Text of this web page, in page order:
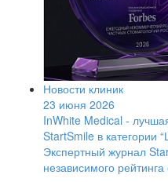
Новости клиник
23 июня 2026
InWhite Medical -
StartSmile в категории
Экспертный журнал
независимого